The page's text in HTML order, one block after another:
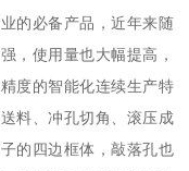
的必备产品，近年来随
，使用量也大幅提高，
度的智能化连续生产特
料、冲孔切角、滚压成
的四边框体，敲落孔也